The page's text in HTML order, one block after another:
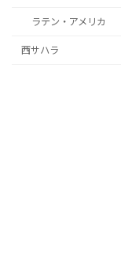
ラテン・アメリカ
西サハラ